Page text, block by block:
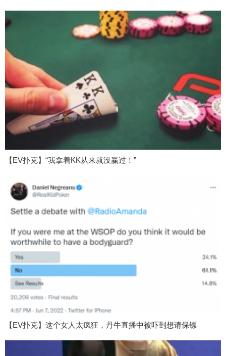
【EV扑克】“我拿着KK从来就没赢过！”
【EV扑克】这个女人太疯狂，丹牛直播中被吓到想请保镖